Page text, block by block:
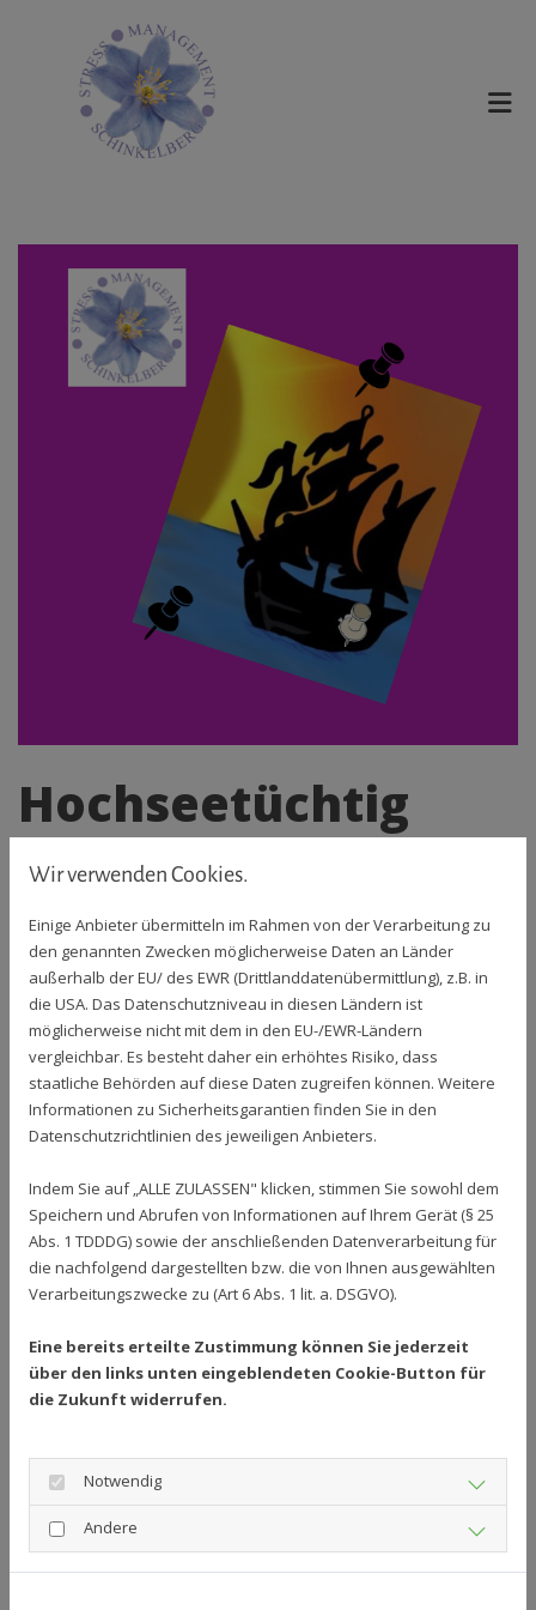
Hochseetüchtig
werden - im Auge
des Sturms
16. März 2025|von Kerstin Pentermann
In den letzten Wochen habe ich mich intensiv mit dem
Thema Transformation auseinandergesetzt. Auch als
Resilienztrainerin sehe ich, wie gestresst unsere
Gesellschaft auf Veränderungen reagiert – sei es im Beruf
oder Alltag. Doch was bedeutet Transformation eigentlich?
Aus betriebswirtschaftlicher Sicht ist sie ein Wandel auf
Mitarbeitenden, Verantwortung zu übernehmen und aktiv
zur Wertschöpfung beizutragen.
Eine zukunftsfähige Unternehmenskultur erfordert Weitblick:
Digitalisierung, Fachkräfteschulung und flexible
Arbeitswelten sind zentrale Herausforderungen. Der
anspruchsvoll.
Doch nicht nur der Arbeitsmarkt wandelt sich – auch
gesellschaftspolitisch erleben wir Veränderungen.
Begriffe wie „Migration“, „Klimakrise“ oder „Inflation“ stehen
für Spannungen in unserer Gesellschaft.
Ein treffendes Bild beschreibt es: Wir bauen ein Schiff
hochseetüchtig um – auf hoher See und mitten im Sturm.
Neben technischem Know-how sind vor allem menschliche
Wir verwenden Cookies.
Einige Anbieter übermitteln im Rahmen von der Verarbeitung zu
den genannten Zwecken möglicherweise Daten an Länder
außerhalb der EU/ des EWR (Drittlanddatenübermittlung), z.B. in
die USA. Das Datenschutzniveau in diesen Ländern ist
möglicherweise nicht mit dem in den EU-/EWR-Ländern
vergleichbar. Es besteht daher ein erhöhtes Risiko, dass
staatliche Behörden auf diese Daten zugreifen können. Weitere
Informationen zu Sicherheitsgarantien finden Sie in den
Datenschutzrichtlinien des jeweiligen Anbieters.
Indem Sie auf „ALLE ZULASSEN" klicken, stimmen Sie sowohl dem
Speichern und Abrufen von Informationen auf Ihrem Gerät (§ 25
Abs. 1 TDDDG) sowie der anschließenden Datenverarbeitung für
die nachfolgend dargestellten bzw. die von Ihnen ausgewählten
Verarbeitungszwecke zu (Art 6 Abs. 1 lit. a. DSGVO).
Eine bereits erteilte Zustimmung können Sie jederzeit
über den links unten eingeblendeten Cookie-Button für
die Zukunft widerrufen.
Notwendig
Andere